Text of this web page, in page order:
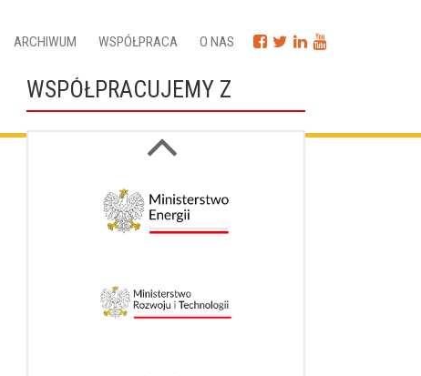
ARCHIWUM WSPÓŁPRACA O NAS
WSPÓŁPRACUJEMY Z